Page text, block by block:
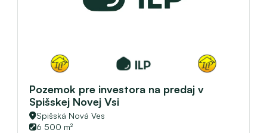
Pozemok pre investora na predaj v
Spišskej Novej Vsi
Spišská Nová Ves
6 500 m²